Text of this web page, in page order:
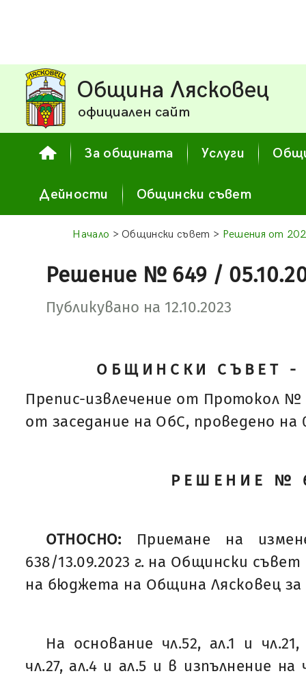
Община Лясковец
официален сайт
За общината Услуги
Дейности Общински съвет
Начало > Общински съвет > Решения от
Решение № 649 /
Публикувано на 12.10.2023
ОБЩИНСКИ СЪВЕТ -
Препис-извлечение от Протокол №
от заседание на ОбС, проведено на
РЕШЕНИЕ №
ОТНОСНО: Приемане на
638/13.09.2023 г. на Общински
на бюджета на Община Лясковец за
На основание чл.52, ал.1 и
чл.27, ал.4 и ал.5 и в изпълнение на